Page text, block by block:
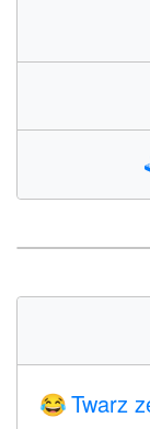
😂 Twarz